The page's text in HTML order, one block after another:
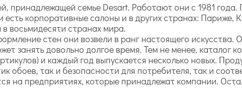
принадлежащей семье Desart. Работают они с 1981
есть корпоративные салоны и в других странах:
восьмидесяти странах мира.
стен они возвели в ранг настоящего
занять довольно долгое время. Тем не менее, каталог
и каждый год выпускается несколько новых.
обоев, так и безопасности для потребителя, так и
на предприятиях, которые принадлежат компании.